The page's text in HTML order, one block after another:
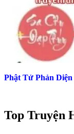
Phật Tử Phản
Top Truyện